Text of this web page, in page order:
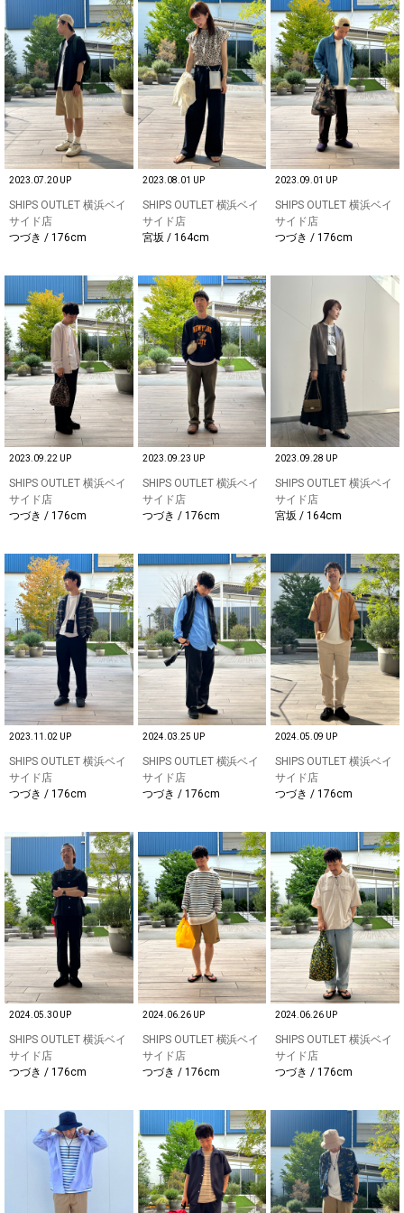
2023.07.20 UP
SHIPS OUTLET 横浜ベイ
サイド店
つづき / 176cm
2023.08.01 UP
SHIPS OUTLET 横浜ベイ
サイド店
宮坂 / 164cm
2023.09.01 UP
SHIPS OUTLET 横浜ベイ
サイド店
つづき / 176cm
2023.09.22 UP
SHIPS OUTLET 横浜ベイ
サイド店
つづき / 176cm
2023.09.23 UP
SHIPS OUTLET 横浜ベイ
サイド店
つづき / 176cm
2023.09.28 UP
SHIPS OUTLET 横浜ベイ
サイド店
宮坂 / 164cm
2023.11.02 UP
SHIPS OUTLET 横浜ベイ
サイド店
つづき / 176cm
2024.03.25 UP
SHIPS OUTLET 横浜ベイ
サイド店
つづき / 176cm
2024.05.09 UP
SHIPS OUTLET 横浜ベイ
サイド店
つづき / 176cm
2024.05.30 UP
SHIPS OUTLET 横浜ベイ
サイド店
つづき / 176cm
2024.06.26 UP
SHIPS OUTLET 横浜ベイ
サイド店
つづき / 176cm
2024.06.26 UP
SHIPS OUTLET 横浜ベイ
サイド店
つづき / 176cm